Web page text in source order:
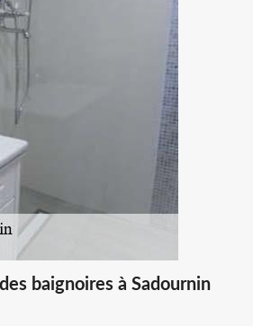
baignoires à Sadournin